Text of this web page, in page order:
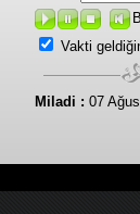
Vakti
Miladi : 07